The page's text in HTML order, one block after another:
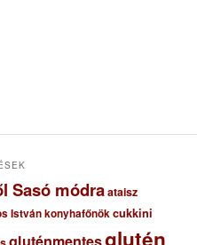
Sasó módraataisz
István konyhafőnökcukkini
glutén